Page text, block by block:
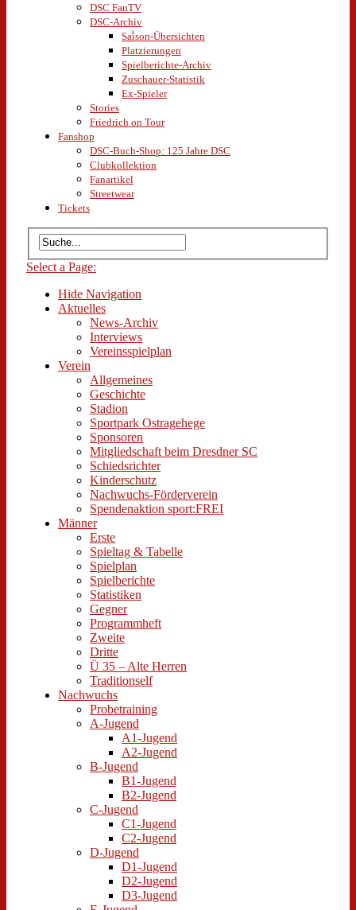
DSC FanTV
DSC-Archiv
Saison-Übersichten
Platzierungen
Spielberichte-Archiv
Zuschauer-Statistik
Ex-Spieler
Stories
Friedrich on Tour
Fanshop
DSC-Buch-Shop: 125 Jahre DSC
Clubkollektion
Fanartikel
Streetwear
Tickets
Select a Page:
Hide Navigation
Aktuelles
News-Archiv
Interviews
Vereinsspielplan
Verein
Allgemeines
Geschichte
Stadion
Sportpark Ostragehege
Sponsoren
Mitgliedschaft beim Dresdner SC
Schiedsrichter
Kinderschutz
Nachwuchs-Förderverein
Spendenaktion sport:FREI
Männer
Erste
Spieltag & Tabelle
Spielplan
Spielberichte
Statistiken
Gegner
Programmheft
Zweite
Dritte
Ü 35 – Alte Herren
Traditionself
Nachwuchs
Probetraining
A-Jugend
A1-Jugend
A2-Jugend
B-Jugend
B1-Jugend
B2-Jugend
C-Jugend
C1-Jugend
C2-Jugend
D-Jugend
D1-Jugend
D2-Jugend
D3-Jugend